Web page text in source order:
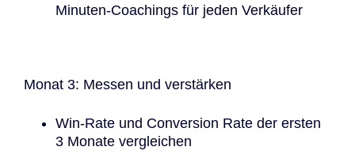
Minuten-Coachings für jeden Verkäufer
Monat 3: Messen und verstärken
Win-Rate und Conversion Rate der ersten
3 Monate vergleichen